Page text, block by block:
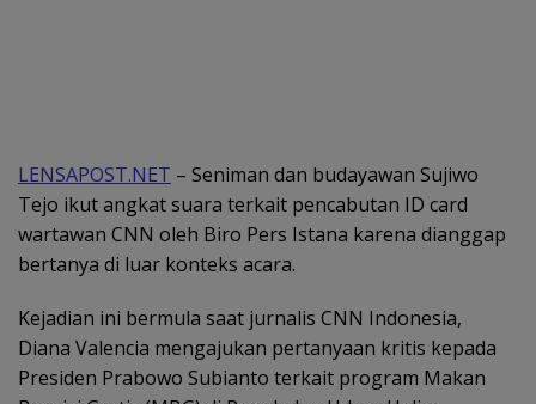
LENSAPOST.NET – Seniman dan budayawan Sujiwo
Tejo ikut angkat suara terkait pencabutan ID card
wartawan CNN oleh Biro Pers Istana karena dianggap
bertanya di luar konteks acara.
Kejadian ini bermula saat jurnalis CNN Indonesia,
Diana Valencia mengajukan pertanyaan kritis kepada
Presiden Prabowo Subianto terkait program Makan